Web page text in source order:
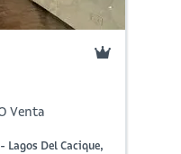
Venta
Lagos Del Cacique,